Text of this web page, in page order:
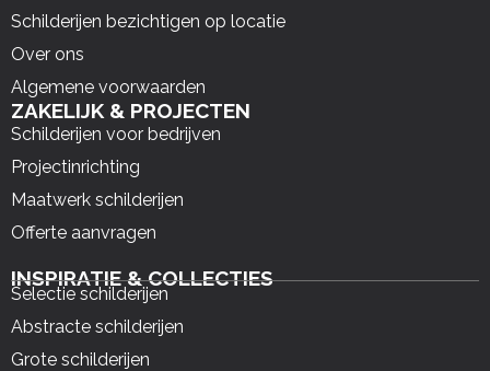
Schilderijen bezichtigen op locatie
Over ons
Algemene voorwaarden
ZAKELIJK & PROJECTEN
Schilderijen voor bedrijven
Projectinrichting
Maatwerk schilderijen
Offerte aanvragen
INSPIRATIE & COLLECTIES
Selectie schilderijen
Abstracte schilderijen
Grote schilderijen